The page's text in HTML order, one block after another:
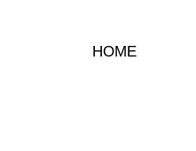
HOME